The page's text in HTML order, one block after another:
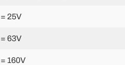
= 25V
= 63V
= 160V